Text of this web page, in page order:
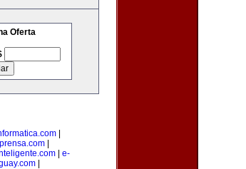
Oferta
|
e-